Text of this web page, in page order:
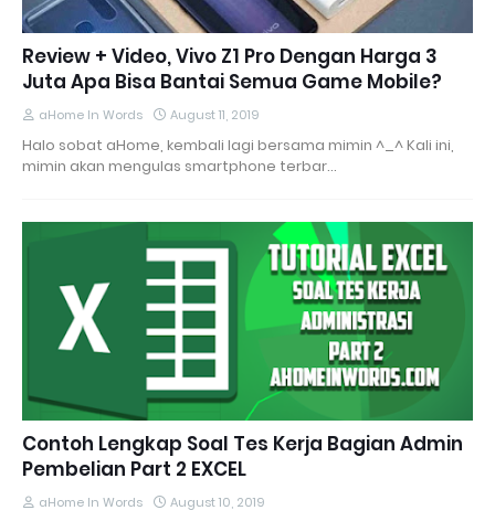
Review + Video, Vivo Z1 Pro Dengan Harga 3
Juta Apa Bisa Bantai Semua Game Mobile?
aHome In Words August 11, 2019
Halo sobat aHome, kembali lagi bersama mimin ^_^ Kali ini,
mimin akan mengulas smartphone terbar…
Contoh Lengkap Soal Tes Kerja Bagian Admin
Pembelian Part 2 EXCEL
aHome In Words August 10, 2019